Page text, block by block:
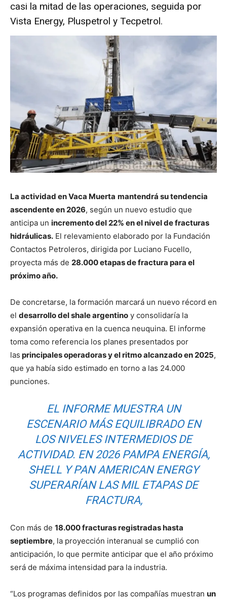
casi la mitad de las operaciones, seguida por
Vista Energy, Pluspetrol y Tecpetrol.
La actividad en Vaca Muerta mantendrá su tendencia
ascendente en 2026, según un nuevo estudio que
anticipa un incremento del 22% en el nivel de fracturas
hidráulicas. El relevamiento elaborado por la Fundación
Contactos Petroleros, dirigida por Luciano Fucello,
proyecta más de 28.000 etapas de fractura para el
próximo año.
De concretarse, la formación marcará un nuevo récord en
el desarrollo del shale argentino y consolidaría la
expansión operativa en la cuenca neuquina. El informe
toma como referencia los planes presentados por
las principales operadoras y el ritmo alcanzado en 2025,
que ya había sido estimado en torno a las 24.000
punciones.
EL INFORME MUESTRA UN
ESCENARIO MÁS EQUILIBRADO EN
LOS NIVELES INTERMEDIOS DE
ACTIVIDAD. EN 2026 PAMPA ENERGÍA,
SHELL Y PAN AMERICAN ENERGY
SUPERARÍAN LAS MIL ETAPAS DE
FRACTURA,
Con más de 18.000 fracturas registradas hasta
septiembre, la proyección interanual se cumplió con
anticipación, lo que permite anticipar que el año próximo
será de máxima intensidad para la industria.
“Los programas definidos por las compañías muestran un